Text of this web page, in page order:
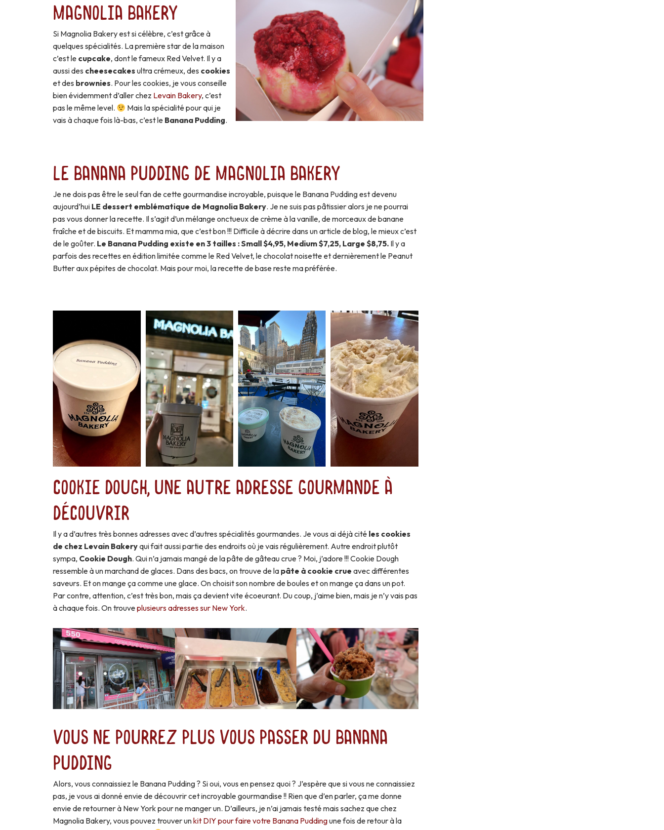
Magnolia Bakery
Si Magnolia Bakery est si célèbre, c’est grâce à
quelques spécialités. La première star de la maison
c’est le cupcake, dont le fameux Red Velvet. Il y a
aussi des cheesecakes ultra crémeux, des cookies
et des brownies. Pour les cookies, je vous conseille
bien évidemment d’aller chez Levain Bakery, c’est
pas le même level.
Mais la spécialité pour qui je
vais à chaque fois là-bas, c’est le Banana Pudding.
Le Banana Pudding de Magnolia Bakery
Je ne dois pas être le seul fan de cette gourmandise incroyable, puisque le Banana Pudding est devenu
aujourd’hui LE dessert emblématique de Magnolia Bakery. Je ne suis pas pâtissier alors je ne pourrai
pas vous donner la recette. Il s’agit d’un mélange onctueux de crème à la vanille, de morceaux de banane
fraîche et de biscuits. Et mamma mia, que c’est bon !!! Difficile à décrire dans un article de blog, le mieux c’est
de le goûter. Le Banana Pudding existe en 3 tailles : Small $4,95, Medium $7,25, Large $8,75. Il y a
parfois des recettes en édition limitée comme le Red Velvet, le chocolat noisette et dernièrement le Peanut
Butter aux pépites de chocolat. Mais pour moi, la recette de base reste ma préférée.
Cookie Dough, une autre adresse gourmande à
découvrir
Il y a d’autres très bonnes adresses avec d’autres spécialités gourmandes. Je vous ai déjà cité les cookies
de chez Levain Bakeryqui fait aussi partie des endroits où je vais régulièrement. Autre endroit plutôt
sympa, Cookie Dough. Qui n’a jamais mangé de la pâte de gâteau crue ? Moi, j’adore !!! Cookie Dough
ressemble à un marchand de glaces. Dans des bacs, on trouve de la pâte à cookie crue avec différentes
saveurs. Et on mange ça comme une glace. On choisit son nombre de boules et on mange ça dans un pot.
Par contre, attention, c’est très bon, mais ça devient vite écoeurant. Du coup, j’aime bien, mais je n’y vais pas
à chaque fois. On trouveplusieurs adresses sur New York.
Vous ne pourrez plus vous passer du Banana
Pudding
Alors, vous connaissiez le Banana Pudding ? Si oui, vous en pensez quoi ? J’espère que si vous ne connaissiez
pas, je vous ai donné envie de découvrir cet incroyable gourmandise !! Rien que d’en parler, ça me donne
envie de retourner à New York pour ne manger un. D’ailleurs, je n’ai jamais testé mais sachez que chez
Magnolia Bakery, vous pouvez trouver unkit DIY pour faire votre Banana Puddingune fois de retour à la